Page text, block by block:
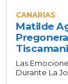
CANARIAS
Matilde
Las
Durante La